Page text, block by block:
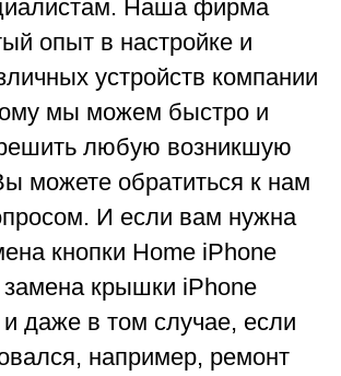
Наша фирма
опыт в настройке и
устройств компании
мы можем быстро и
любую возникшую
можете обратиться к нам
И если вам нужна
кнопки Home iPhone
крышки iPhone
даже в том случае, если
например, ремонт